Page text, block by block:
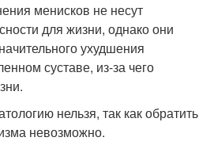
менисков не несут
для жизни, однако они
ухудшения
суставе, из-за чего
нельзя, так как обратить
невозможно.